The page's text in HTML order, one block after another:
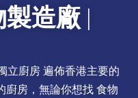
製造廠 |
立廚房 遍佈香港主要的
廚房，無論你想找 食物